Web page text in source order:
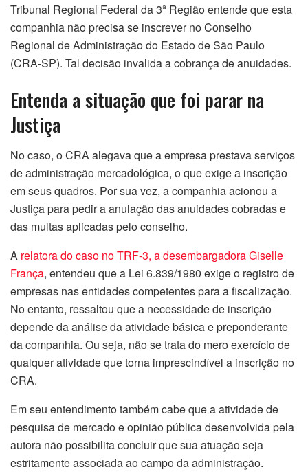
Tribunal Regional Federal da 3ª Região entende que esta
companhia não precisa se inscrever no Conselho
Regional de Administração do Estado de São Paulo
(CRA-SP). Tal decisão invalida a cobrança de anuidades.
Entenda a situação que foi parar na
Justiça
No caso, o CRA alegava que a empresa prestava serviços
de administração mercadológica, o que exige a inscrição
em seus quadros. Por sua vez, a companhia acionou a
Justiça para pedir a anulação das anuidades cobradas e
das multas aplicadas pelo conselho.
A relatora do caso no TRF-3, a desembargadora Giselle
França, entendeu que a Lei 6.839/1980 exige o registro de
empresas nas entidades competentes para a fiscalização.
No entanto, ressaltou que a necessidade de inscrição
depende da análise da atividade básica e preponderante
da companhia. Ou seja, não se trata do mero exercício de
qualquer atividade que torna imprescindível a inscrição no
CRA.
Em seu entendimento também cabe que a atividade de
pesquisa de mercado e opinião pública desenvolvida pela
autora não possibilita concluir que sua atuação seja
estritamente associada ao campo da administração.